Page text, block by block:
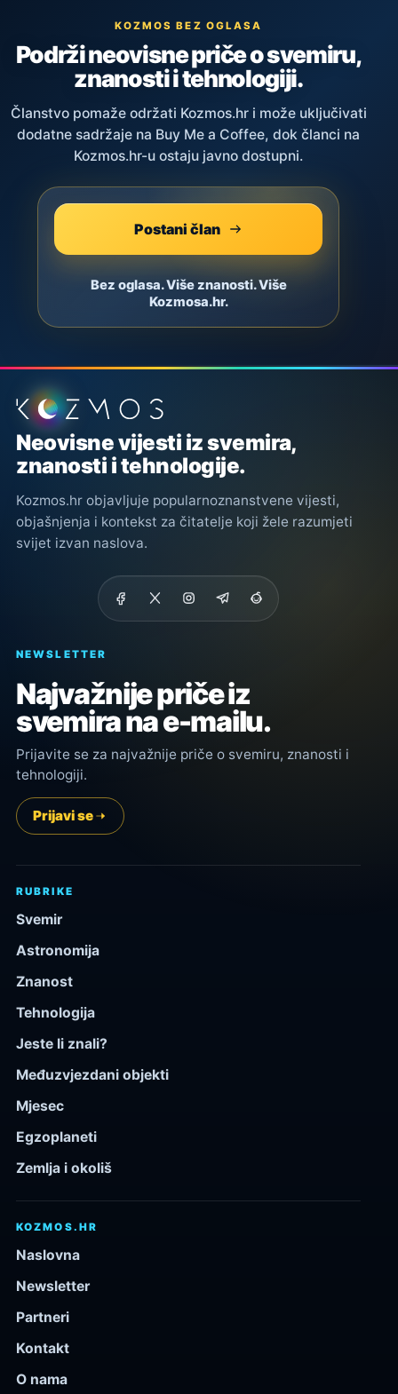
KOZMOS BEZ OGLASA
Podrži neovisne priče o svemiru,
znanosti i tehnologiji.
Članstvo pomaže održati Kozmos.hr i može uključivati
dodatne sadržaje na Buy Me a Coffee, dok članci na
Kozmos.hr-u ostaju javno dostupni.
Postani član
Bez oglasa. Više znanosti. Više
Kozmosa.hr.
Podnožje stranice
Neovisne vijesti iz svemira,
znanosti i tehnologije.
Kozmos.hr objavljuje popularnoznanstvene vijesti,
objašnjenja i kontekst za čitatelje koji žele razumjeti
svijet izvan naslova.
NEWSLETTER
Najvažnije priče iz
svemira na e-mailu.
Prijavite se za najvažnije priče o svemiru, znanosti i
tehnologiji.
Prijavi se
RUBRIKE
Svemir
Astronomija
Znanost
Tehnologija
Jeste li znali?
Međuzvjezdani objekti
Mjesec
Egzoplaneti
Zemlja i okoliš
KOZMOS.HR
Naslovna
Newsletter
Partneri
Kontakt
O nama